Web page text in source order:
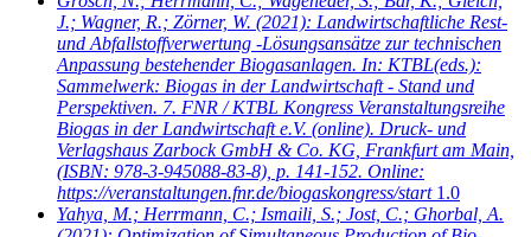
J.; Wagner, R.; Zörner, W. (2021): Landwirtschaftliche Rest-
und Abfallstoffverwertung -Lösungsansätze zur technischen
Anpassung bestehender Biogasanlagen. In: KTBL(eds.):
Sammelwerk: Biogas in der Landwirtschaft - Stand und
Perspektiven. 7. FNR / KTBL Kongress Veranstaltungsreihe
Biogas in der Landwirtschaft e.V. (online). Druck- und
Verlagshaus Zarbock GmbH & Co. KG, Frankfurt am Main,
(ISBN: 978-3-945088-83-8), p. 141-152. Online:
https://veranstaltungen.fnr.de/biogaskongress/start 1.0
Yahya, M.; Herrmann, C.; Ismaili, S.; Jost, C.; Ghorbal, A.